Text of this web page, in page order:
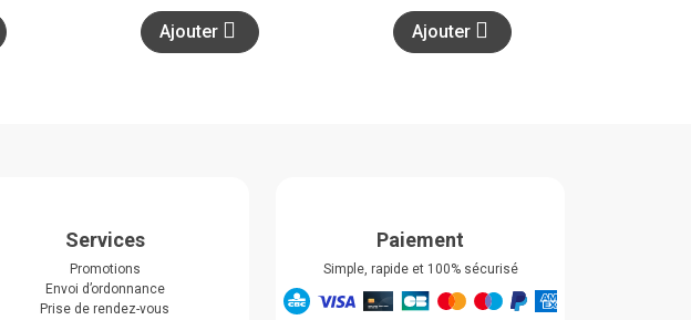
Ajouter Ajouter
Services
Promotions
Envoi d’ordonnance
Prise de rendez-vous
Paiement
Simple, rapide et 100% sécurisé